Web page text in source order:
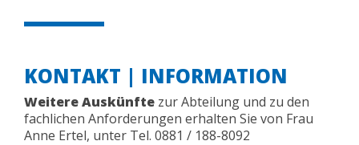
KONTAKT | INFORMATION
Weitere Auskünfte zur Abteilung und zu den
fachlichen Anforderungen erhalten Sie von Frau
Anne Ertel, unter Tel. 0881 / 188-8092